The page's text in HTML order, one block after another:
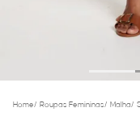
Home/ Roupas Femininas/ Malha/